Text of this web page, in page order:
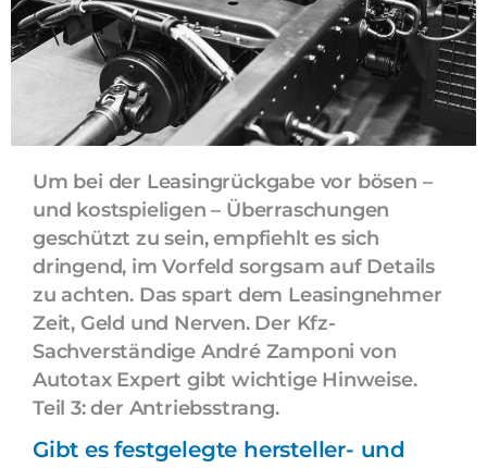
Um bei der Leasingrückgabe vor bösen –
und kostspieligen – Überraschungen
geschützt zu sein, empfiehlt es sich
dringend, im Vorfeld sorgsam auf Details
zu achten. Das spart dem Leasingnehmer
Zeit, Geld und Nerven. Der Kfz-
Sachverständige André Zamponi von
Autotax Expert gibt wichtige Hinweise.
Teil 3: der Antriebsstrang.
Gibt es festgelegte hersteller­- und